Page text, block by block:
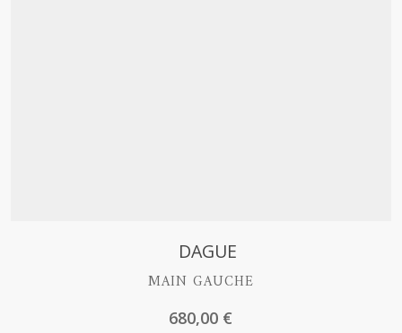
DAGUE
MAIN GAUCHE
680,00 €